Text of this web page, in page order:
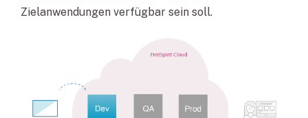
Zielanwendungen verfügbar sein soll.